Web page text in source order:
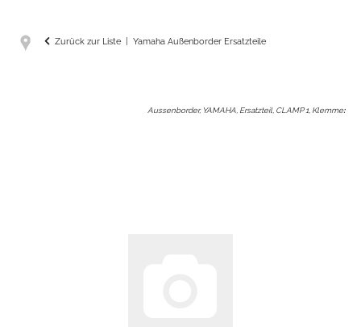
Zurück zur Liste Yamaha Außenborder Ersatzteile
Aussenborder, YAMAHA, Ersatzteil, CLAMP 1, Klemme: